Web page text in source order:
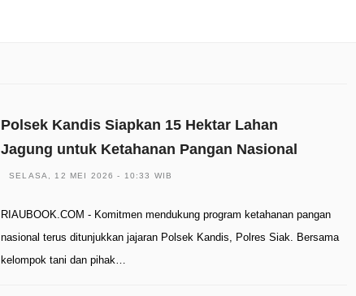
Polsek Kandis Siapkan 15 Hektar Lahan
Jagung untuk Ketahanan Pangan Nasional
SELASA, 12 MEI 2026 - 10:33 WIB
RIAUBOOK.COM - Komitmen mendukung program ketahanan pangan
nasional terus ditunjukkan jajaran Polsek Kandis, Polres Siak. Bersama
kelompok tani dan pihak…